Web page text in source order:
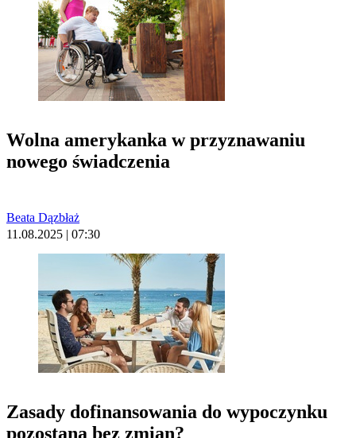
Wolna amerykanka w przyznawaniu
nowego świadczenia
Beata Dązbłaż
11.08.2025 | 07:30
Zasady dofinansowania do wypoczynku
pozostaną bez zmian?